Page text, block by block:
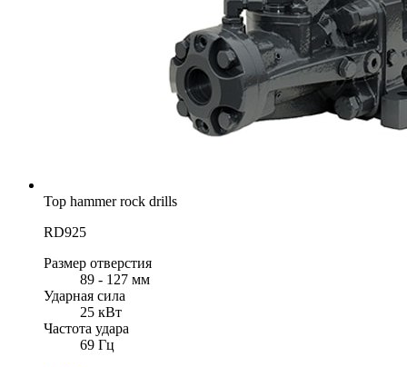
Top hammer rock drills
RD925
Размер отверстия
89 - 127 мм
Ударная сила
25 кВт
Частота удара
69 Гц